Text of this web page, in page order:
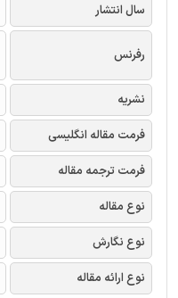
سال انتشار
رفرنس
نشریه
فرمت مقاله انگلیسی
فرمت ترجمه مقاله
نوع مقاله
نوع نگارش
نوع ارائه مقاله